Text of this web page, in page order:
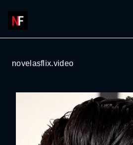
novelasflix.video